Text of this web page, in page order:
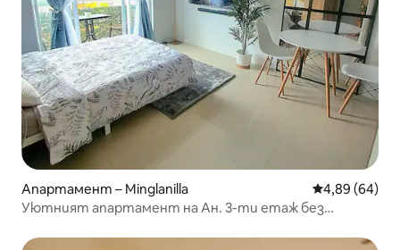
Апартамент – Minglanilla Средна
4,89 (64)
Уютният апартамент на Ан. 3-ти етаж без